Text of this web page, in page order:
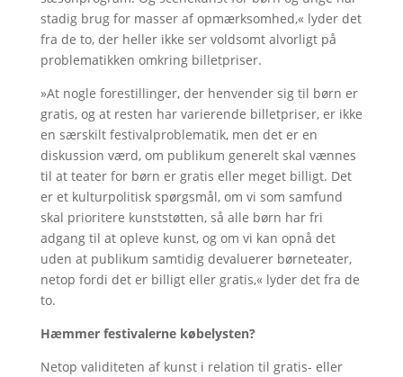
stadig brug for masser af opmærksomhed,« lyder det
fra de to, der heller ikke ser voldsomt alvorligt på
problematikken omkring billetpriser.
»At nogle forestillinger, der henvender sig til børn er
gratis, og at resten har varierende billetpriser, er ikke
en særskilt festivalproblematik, men det er en
diskussion værd, om publikum generelt skal vænnes
til at teater for børn er gratis eller meget billigt. Det
er et kulturpolitisk spørgsmål, om vi som samfund
skal prioritere kunststøtten, så alle børn har fri
adgang til at opleve kunst, og om vi kan opnå det
uden at publikum samtidig devaluerer børneteater,
netop fordi det er billigt eller gratis,« lyder det fra de
to.
Hæmmer festivalerne købelysten?
Netop validiteten af kunst i relation til gratis- eller